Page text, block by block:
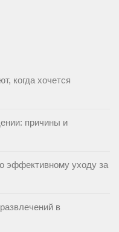
когда хочется
причины и
эффективному уходу за
в